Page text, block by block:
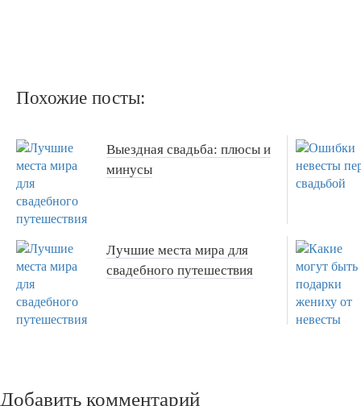
Похожие посты:
Выездная свадьба: плюсы и
минусы
Лучшие места мира для
свадебного путешествия
Добавить комментарий